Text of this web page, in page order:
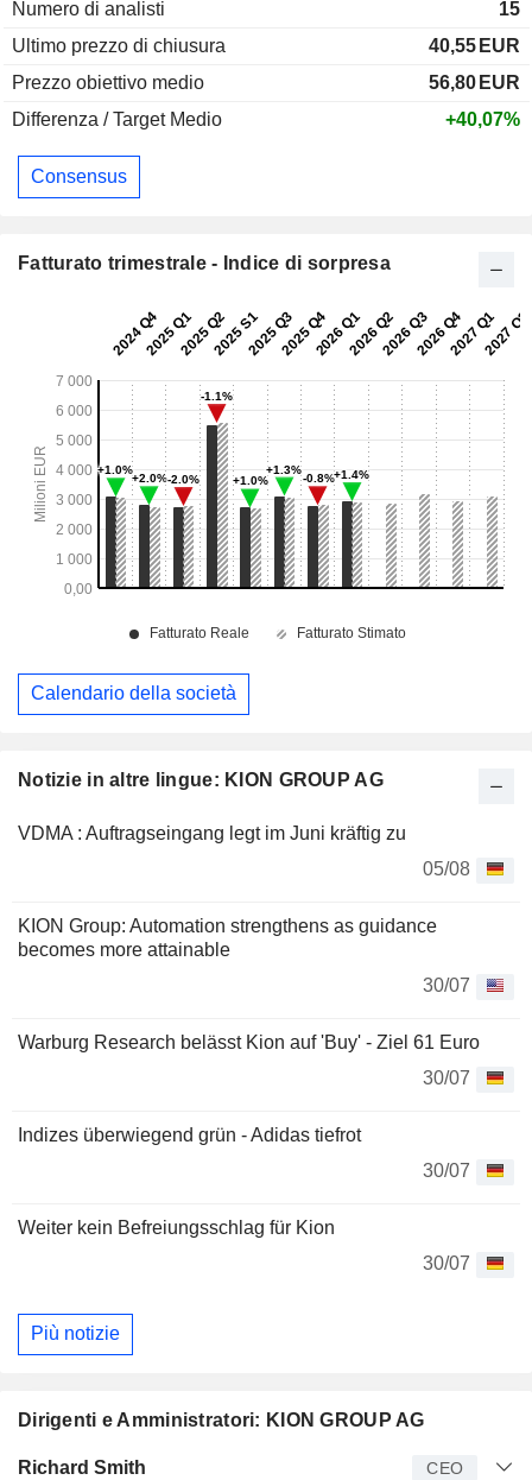
Notizie in altre lingue: KION GROUP AG
VDMA : Auftragseingang legt im Juni kräftig zu
05/08
KION Group: Automation strengthens as guidance
becomes more attainable
30/07
Warburg Research belässt Kion auf 'Buy' - Ziel 61 Euro
30/07
Indizes überwiegend grün - Adidas tiefrot
30/07
Weiter kein Befreiungsschlag für Kion
30/07
Più notizie
Dirigenti e Amministratori: KION GROUP AG
Manager Titolo
Richard Smith CEO
Numero di analisti
15
Ultimo prezzo di chiusura
40,55 EUR
Prezzo obiettivo medio
56,80 EUR
Differenza / Target Medio
+40,07%
Consensus
Fatturato trimestrale - Indice di sorpresa
Calendario della società